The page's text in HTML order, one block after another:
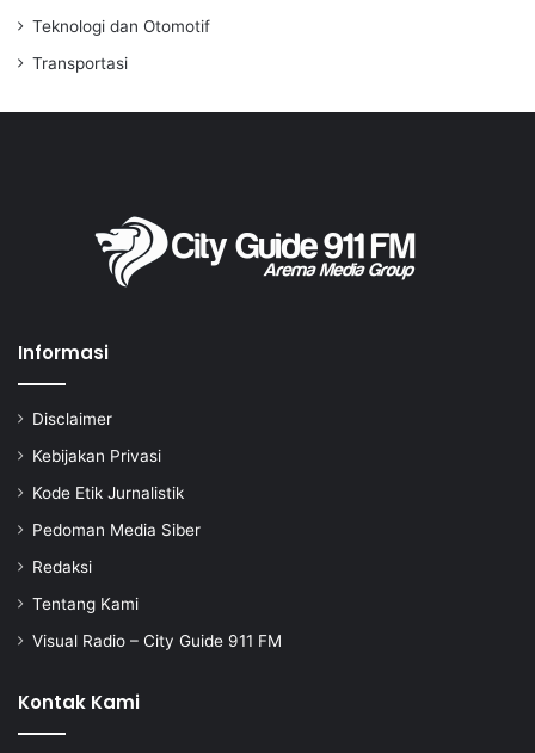
Teknologi dan Otomotif
Transportasi
Informasi
Disclaimer
Kebijakan Privasi
Kode Etik Jurnalistik
Pedoman Media Siber
Redaksi
Tentang Kami
Visual Radio – City Guide 911 FM
Kontak Kami